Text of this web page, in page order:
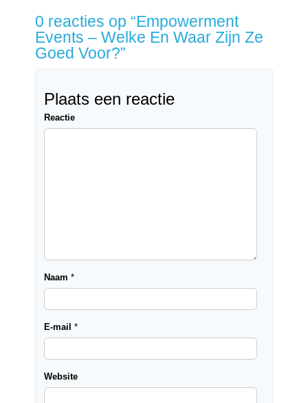
0 reacties op “Empowerment
Events – Welke En Waar Zijn Ze
Goed Voor?”
Plaats een reactie
Reactie
Naam *
E-mail *
Website